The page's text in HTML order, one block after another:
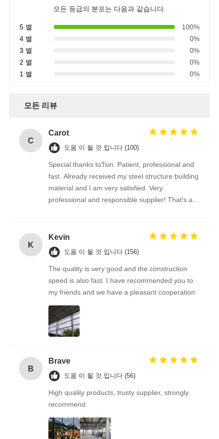
모든 등급의 분포는 다음과 같습니다.
5 별
100%
4 별
0%
3 별
0%
2 별
0%
1 별
0%
모든 리뷰
C
Carot
도움 이 될 것 입니다 (100)
Special thanks toTsin. Patient, professional and
fast. Already received my steel structure building
material and I am very satisfied. Very
professional and responsible supplier! That’s a
K
Kevin
도움 이 될 것 입니다 (156)
The quality is very good and the construction
speed is also fast. I have recommended you to
my friends and we have a pleasant cooperation
B
Brave
도움 이 될 것 입니다 (56)
High quality products, trusty supplier, strongly
recommend